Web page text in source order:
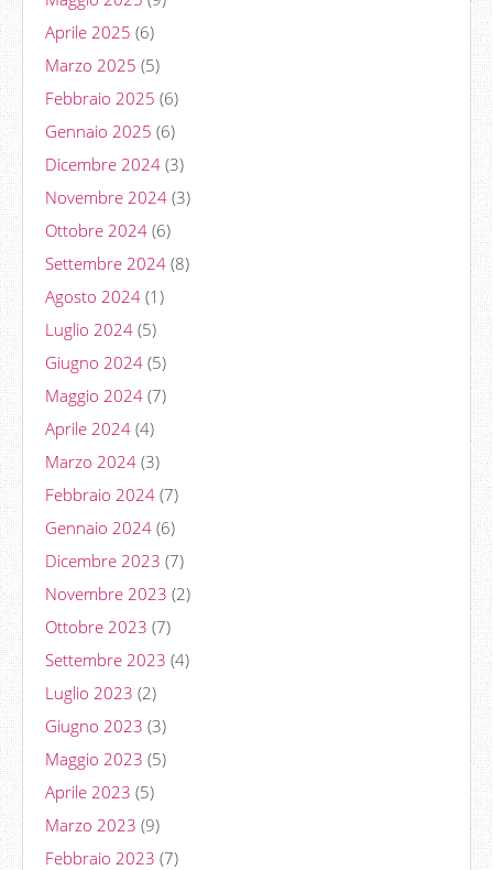
Aprile 2025 (6)
Marzo 2025 (5)
Febbraio 2025 (6)
Gennaio 2025 (6)
Dicembre 2024 (3)
Novembre 2024 (3)
Ottobre 2024 (6)
Settembre 2024 (8)
Agosto 2024 (1)
Luglio 2024 (5)
Giugno 2024 (5)
Maggio 2024 (7)
Aprile 2024 (4)
Marzo 2024 (3)
Febbraio 2024 (7)
Gennaio 2024 (6)
Dicembre 2023 (7)
Novembre 2023 (2)
Ottobre 2023 (7)
Settembre 2023 (4)
Luglio 2023 (2)
Giugno 2023 (3)
Maggio 2023 (5)
Aprile 2023 (5)
Marzo 2023 (9)
Febbraio 2023 (7)